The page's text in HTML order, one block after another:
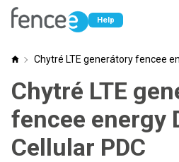
Help
Poradna fencee
Chytré LTE generátory fencee
Chytré LTE
fencee energy
Cellular PDC